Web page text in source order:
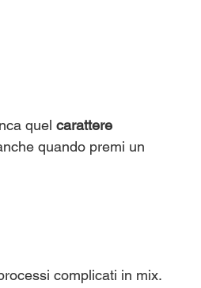
quel carattere
quando premi un
complicati in mix.